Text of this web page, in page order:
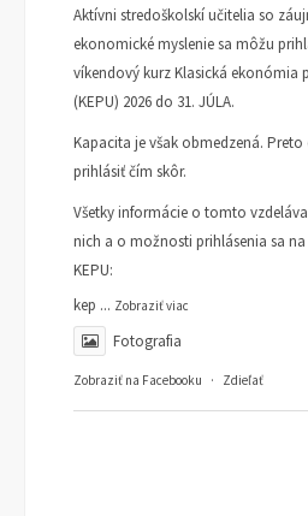
Aktívni stredoškolskí učitelia so
ekonomické myslenie sa môžu
víkendový kurz Klasická ekonómia
(KEPU) 2026 do 31. JÚLA.
Kapacita je však obmedzená.
prihlásiť čím skôr.
Všetky informácie o tomto
nich a o možnosti prihlásenia sa
KEPU:
kep ... Zobraziť viac
Fotografia
Zobraziť na Facebooku · Zdieľať